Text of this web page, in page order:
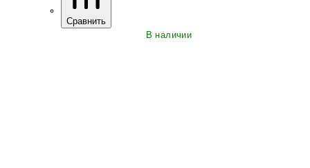
Сравнить
В наличии